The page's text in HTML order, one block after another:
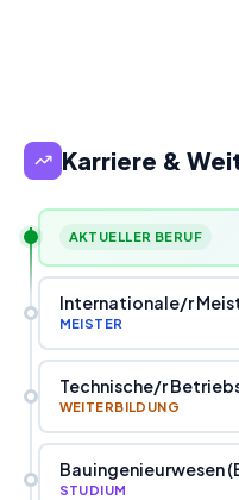
Karriere &
AKTUELLER BERUF
Internationale/r
MEISTER
Technische/r
WEITERBILDUNG
Bauingenieurwesen
STUDIUM